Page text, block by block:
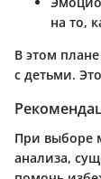
на то,
В этом
с детьми.
При выборе
анализа,